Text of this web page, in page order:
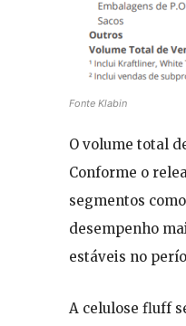
Fonte Klabin
O volume total
Conforme o
segmentos
desempenho
estáveis no
A celulose fluff